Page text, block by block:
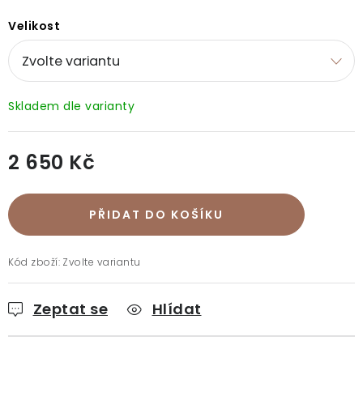
Doprava a platba
O rukavicích
O nás Blog Prodejny
Klub BG
Kontakt
Velikost
2 650 Kč
PŘIDAT DO KOŠÍKU
Kód zboží: Zvolte variantu
Zeptat se Hlídat